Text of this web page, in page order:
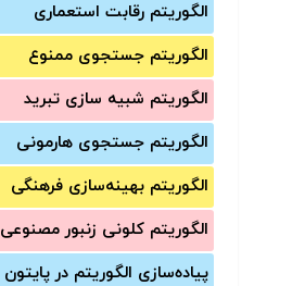
الگوریتم رقابت استعماری
الگوریتم جستجوی ممنوع
الگوریتم شبیه سازی تبرید
الگوریتم جستجوی هارمونی
الگوریتم بهینه‌سازی فرهنگی
الگوریتم کلونی زنبور مصنوعی
پیاده‌سازی الگوریتم در پایتون